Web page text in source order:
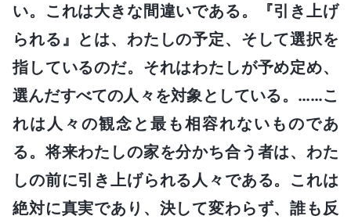
い。これは大きな間違いである。『引き上げ
られる』とは、わたしの予定、そして選択を
指しているのだ。それはわたしが予め定め、
選んだすべての人々を対象としている。……こ
れは人々の観念と最も相容れないものであ
る。将来わたしの家を分かち合う者は、わた
しの前に引き上げられる人々である。これは
絶対に真実であり、決して変わらず、誰も反